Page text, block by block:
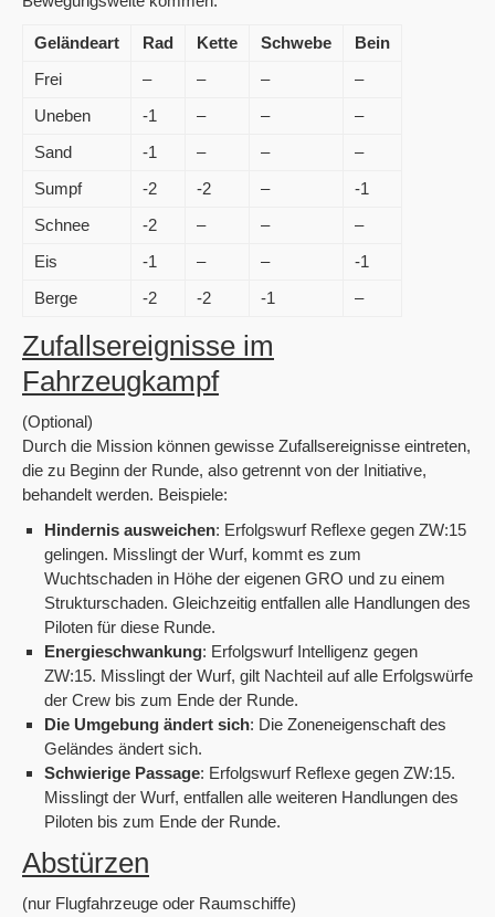
Geländeart Rad Kette Schwebe
Bein
Frei
– – –
–
Uneben
-1 – –
–
Sand
-1 – –
–
Sumpf
-2 -2 –
-1
Schnee
-2 – –
–
Eis
-1 – –
-1
Berge
-2 -2 -1 –
Zufallsereignisse im
Fahrzeugkampf
(Optional)
Durch die Mission können gewisse Zufallsereignisse eintreten,
die zu Beginn der Runde, also getrennt von der Initiative,
behandelt werden. Beispiele:
Hindernis ausweichen: Erfolgswurf Reflexe gegen ZW:15
gelingen. Misslingt der Wurf, kommt es zum
Wuchtschaden in Höhe der eigenen GRO und zu einem
Strukturschaden. Gleichzeitig entfallen alle Handlungen des
Piloten für diese Runde.
Energieschwankung: Erfolgswurf Intelligenz gegen
ZW:15. Misslingt der Wurf, gilt Nachteil auf alle Erfolgswürfe
der Crew bis zum Ende der Runde.
Die Umgebung ändert sich: Die Zoneneigenschaft des
Geländes ändert sich.
Schwierige Passage: Erfolgswurf Reflexe gegen ZW:15.
Misslingt der Wurf, entfallen alle weiteren Handlungen des
Piloten bis zum Ende der Runde.
Abstürzen
(nur Flugfahrzeuge oder Raumschiffe)